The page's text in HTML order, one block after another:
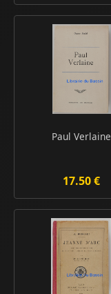
Paul Verlaine
17.50 €